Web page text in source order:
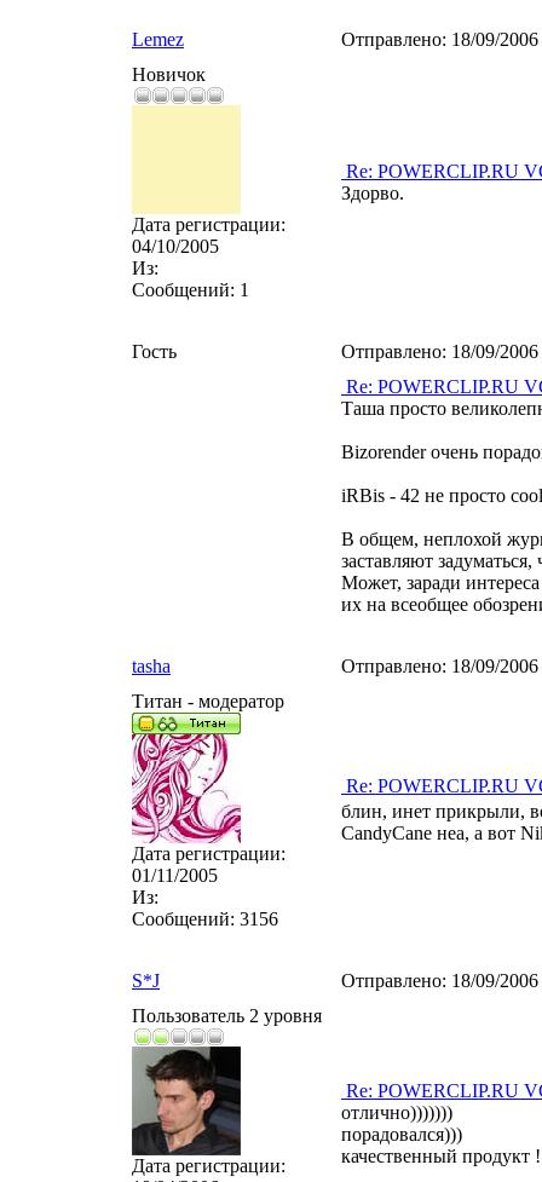
Lemez Отправлено: 18/09/
Новичок
Дата регистрации:
04/10/2005
Из:
Сообщений: 1
Re: POWERCLIP.RU
Здорво.
Гость Отправлено: 18/09/
Re: POWERCLIP.RU
Таша просто
Bizorender очень
iRBis - 42 не просто
В общем, неплохой
заставляют
Может, заради
их на всеобщее
tasha Отправлено: 18/09/
Титан - модератор
Дата регистрации:
01/11/2005
Из:
Сообщений: 3156
Re: POWERCLIP.RU
блин, инет прикрыли,
CandyCane неа, а вот
S*J Отправлено: 18/09/
Пользователь 2 уровня
Дата регистрации:
Re: POWERCLIP.RU
отлично)))))))
порадовался)))
качественный продукт !